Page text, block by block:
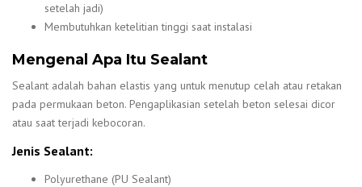
setelah jadi)
Membutuhkan ketelitian tinggi saat instalasi
Mengenal Apa Itu Sealant
Sealant adalah bahan elastis yang untuk menutup celah atau retakan
pada permukaan beton. Pengaplikasian setelah beton selesai dicor
atau saat terjadi kebocoran.
Jenis Sealant:
Polyurethane (PU Sealant)